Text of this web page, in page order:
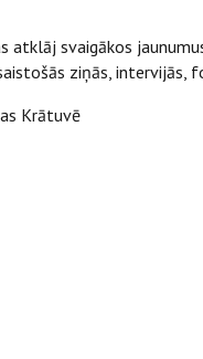
atklāj svaigākos
ziņās, intervijās,
Krātuvē